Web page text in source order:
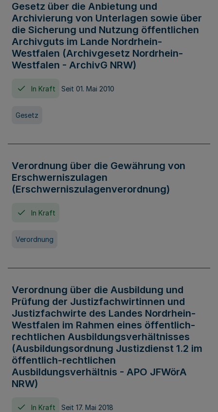
Gesetz über die Anbietung und
Archivierung von Unterlagen sowie über
die Sicherung und Nutzung öffentlichen
Archivguts im Lande Nordrhein-
Westfalen (Archivgesetz Nordrhein-
Westfalen - ArchivG NRW)
In Kraft Seit 01. Mai 2010
Gesetz
Verordnung über die Gewährung von
Erschwerniszulagen
(Erschwerniszulagenverordnung)
In Kraft
Verordnung
Verordnung über die Ausbildung und
Prüfung der Justizfachwirtinnen und
Justizfachwirte des Landes Nordrhein-
Westfalen im Rahmen eines öffentlich-
rechtlichen Ausbildungsverhältnisses
(Ausbildungsordnung Justizdienst 1.2 im
öffentlich-rechtlichen
Ausbildungsverhältnis - APO JFWörA
NRW)
In Kraft Seit 17. Mai 2018